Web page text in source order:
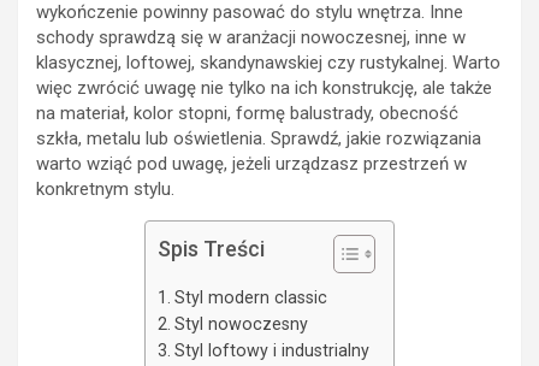
wykończenie powinny pasować do stylu wnętrza. Inne
schody sprawdzą się w aranżacji nowoczesnej, inne w
klasycznej, loftowej, skandynawskiej czy rustykalnej. Warto
więc zwrócić uwagę nie tylko na ich konstrukcję, ale także
na materiał, kolor stopni, formę balustrady, obecność
szkła, metalu lub oświetlenia. Sprawdź, jakie rozwiązania
warto wziąć pod uwagę, jeżeli urządzasz przestrzeń w
konkretnym stylu.
Spis Treści
Styl modern classic
Styl nowoczesny
Styl loftowy i industrialny